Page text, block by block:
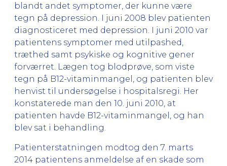
blandt andet symptomer, der kunne være
tegn på depression. I juni 2008 blev patienten
diagnosticeret med depression. I juni 2010 var
patientens symptomer med utilpashed,
træthed samt psykiske og kognitive gener
forværret. Lægen tog blodprøve, som viste
tegn på B12-vitaminmangel, og patienten blev
henvist til undersøgelse i hospitalsregi. Her
konstaterede man den 10. juni 2010, at
patienten havde B12-vitaminmangel, og han
blev sat i behandling.
Patienterstatningen modtog den 7. marts
2014 patientens anmeldelse af en skade som